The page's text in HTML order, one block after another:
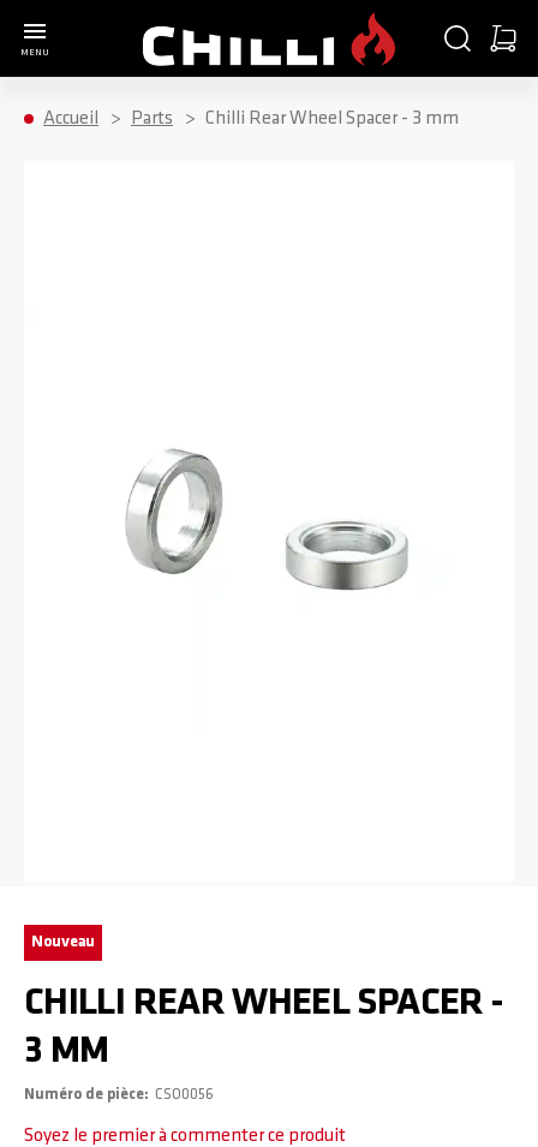
MENU
CHERCHER
Accueil Parts Chilli Rear Wheel Spacer - 3 mm
Nouveau
CHILLI REAR WHEEL SPACER -
3 MM
Numéro de pièce CSO0056
Soyez le premier à commenter ce produit